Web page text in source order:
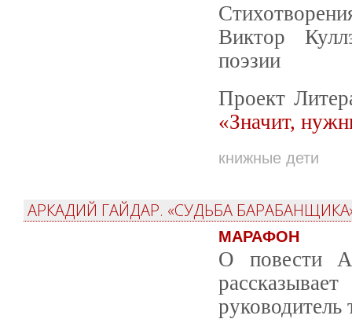
Виктор
поэзии
Проект
«Значит,
книжные дети
АРКАДИЙ ГАЙДАР. «СУДЬБА
МАРАФОН
О повести
руководитель